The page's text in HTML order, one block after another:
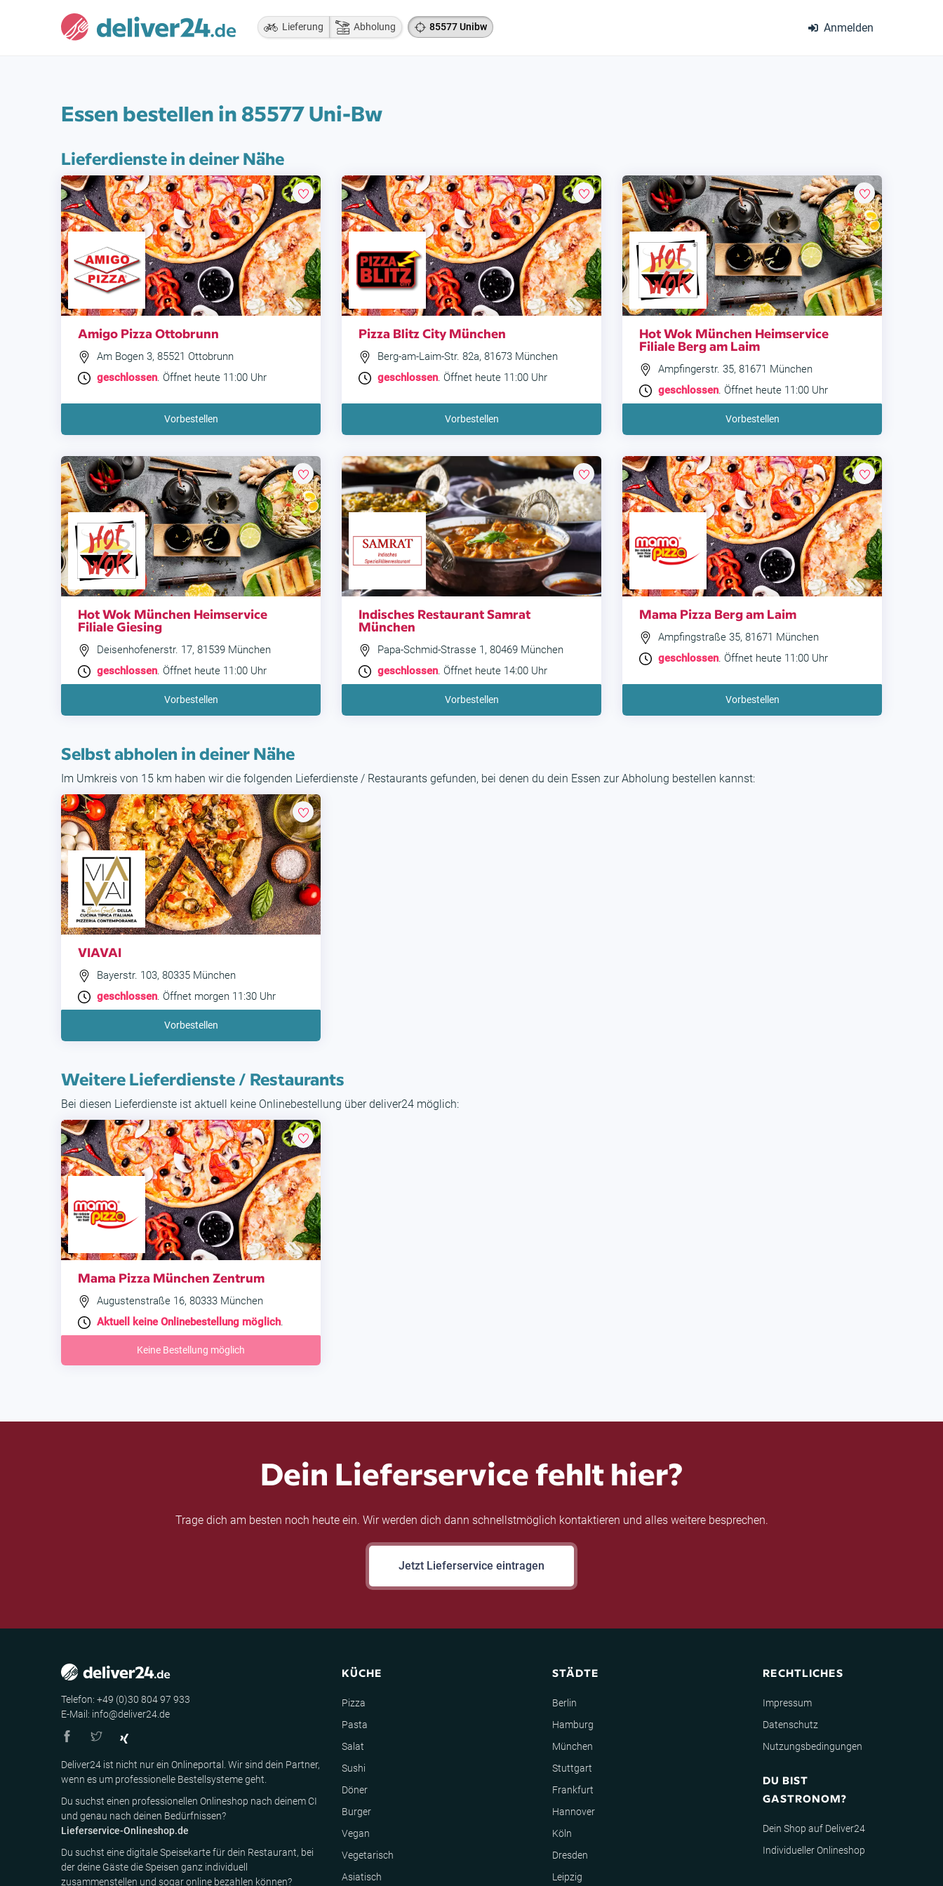
Anmelden
Lieferung Abholung 85577 Unibw
Essen bestellen in 85577 Uni-Bw
Lieferdienste in deiner Nähe
Amigo Pizza Ottobrunn
Am Bogen 3, 85521 Ottobrunn
geschlossen. Öffnet heute 11:00 Uhr
Vorbestellen
Pizza Blitz City München
Berg-am-Laim-Str. 82a, 81673 München
geschlossen. Öffnet heute 11:00 Uhr
Vorbestellen
Hot Wok München Heimservice
Filiale Berg am Laim
Ampfingerstr. 35, 81671 München
geschlossen. Öffnet heute 11:00 Uhr
Vorbestellen
Hot Wok München Heimservice
Filiale Giesing
Deisenhofenerstr. 17, 81539 München
geschlossen. Öffnet heute 11:00 Uhr
Vorbestellen
Indisches Restaurant Samrat
München
Papa-Schmid-Strasse 1, 80469 München
geschlossen. Öffnet heute 14:00 Uhr
Vorbestellen
Mama Pizza Berg am Laim
Ampfingstraße 35, 81671 München
geschlossen. Öffnet heute 11:00 Uhr
Vorbestellen
Selbst abholen in deiner Nähe
Im Umkreis von 15 km haben wir die folgenden Lieferdienste / Restaurants gefunden, bei denen du dein Essen zur Abholung bestellen kannst:
VIAVAI
Bayerstr. 103, 80335 München
geschlossen. Öffnet morgen 11:30 Uhr
Vorbestellen
Weitere Lieferdienste / Restaurants
Bei diesen Lieferdienste ist aktuell keine Onlinebestellung über deliver24 möglich:
Mama Pizza München Zentrum
Augustenstraße 16, 80333 München
Aktuell keine Onlinebestellung möglich.
Keine Bestellung möglich
Dein Lieferservice fehlt hier?
Trage dich am besten noch heute ein. Wir werden dich dann schnellstmöglich kontaktieren und alles weitere besprechen.
Jetzt Lieferservice eintragen
Telefon: +49 (0)30 804 97 933
E-Mail: info@deliver24.de
Deliver24 ist nicht nur ein Onlineportal. Wir sind dein Partner,
wenn es um professionelle Bestellsysteme geht.
Du suchst einen professionellen Onlineshop nach deinem CI
und genau nach deinen Bedürfnissen?
Lieferservice-Onlineshop.de
Du suchst eine digitale Speisekarte für dein Restaurant, bei
der deine Gäste die Speisen ganz individuell
zusammenstellen und sogar online bezahlen können?
KÜCHE
Pizza
Pasta
Salat
Sushi
Döner
Burger
Vegan
Vegetarisch
Asiatisch
STÄDTE
Berlin
Hamburg
München
Stuttgart
Frankfurt
Hannover
Köln
Dresden
Leipzig
RECHTLICHES
Impressum
Datenschutz
Nutzungsbedingungen
DU BIST
GASTRONOM?
Dein Shop auf Deliver24
Individueller Onlineshop